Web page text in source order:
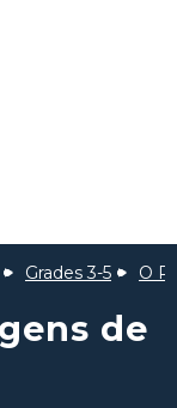
Grades 3-5 O
de